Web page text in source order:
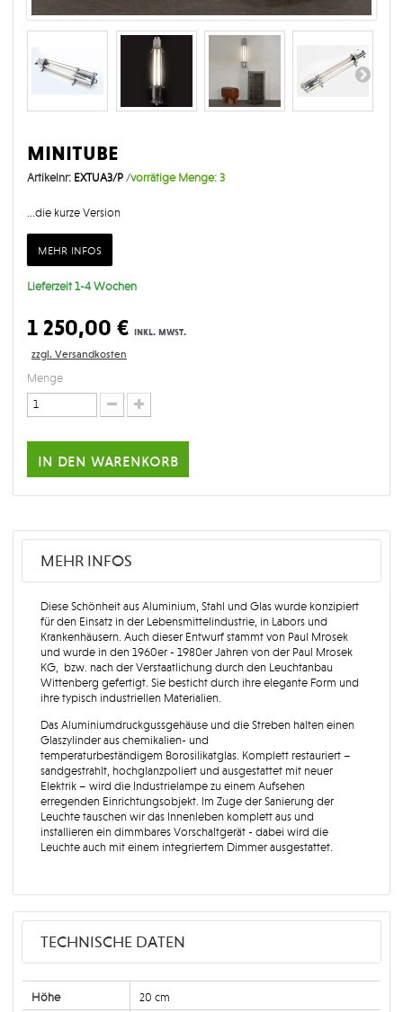
minitube
Artikelnr: EXTUA3/P /vorrätige Menge: 3
...die kurze Version
mehr infos
Lieferzeit 1-4 Wochen
1 250,00 € inkl. mwst.
zzgl. Versandkosten
Menge
in den warenkorb
MEHR INFOS
Diese Schönheit aus Aluminium, Stahl und Glas wurde konzipiert
für den Einsatz in der Lebensmittelindustrie, in Labors und
Krankenhäusern. Auch dieser Entwurf stammt von Paul Mrosek
und wurde in den 1960er - 1980er Jahren von der Paul Mrosek
KG, bzw. nach der Verstaatlichung durch den Leuchtanbau
Wittenberg gefertigt. Sie besticht durch ihre elegante Form und
ihre typisch industriellen Materialien.
Das Aluminiumdruckgussgehäuse und die Streben halten einen
Glaszylinder aus chemikalien- und
temperaturbeständigem Borosilikatglas. Komplett restauriert –
sandgestrahlt, hochglanzpoliert und ausgestattet mit neuer
Elektrik – wird die Industrielampe zu einem Aufsehen
erregenden Einrichtungsobjekt. Im Zuge der Sanierung der
Leuchte tauschen wir das Innenleben komplett aus und
installieren ein dimmbares Vorschaltgerät - dabei wird die
Leuchte auch mit einem integriertem Dimmer ausgestattet.
TECHNISCHE DATEN
Höhe 20 cm